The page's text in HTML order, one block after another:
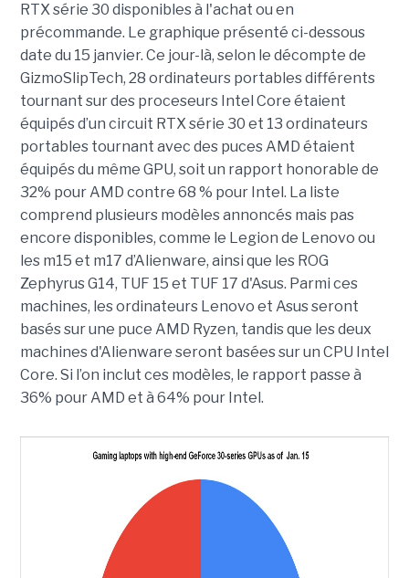
RTX série 30 disponibles à l'achat ou en
précommande. Le graphique présenté ci-dessous
date du 15 janvier. Ce jour-là, selon le décompte de
GizmoSlipTech, 28 ordinateurs portables différents
tournant sur des proceseurs Intel Core étaient
équipés d’un circuit RTX série 30 et 13 ordinateurs
portables tournant avec des puces AMD étaient
équipés du même GPU, soit un rapport honorable de
32% pour AMD contre 68 % pour Intel. La liste
comprend plusieurs modèles annoncés mais pas
encore disponibles, comme le Legion de Lenovo ou
les m15 et m17 d’Alienware, ainsi que les ROG
Zephyrus G14, TUF 15 et TUF 17 d'Asus. Parmi ces
machines, les ordinateurs Lenovo et Asus seront
basés sur une puce AMD Ryzen, tandis que les deux
machines d'Alienware seront basées sur un CPU Intel
Core. Si l’on inclut ces modèles, le rapport passe à
36% pour AMD et à 64% pour Intel.